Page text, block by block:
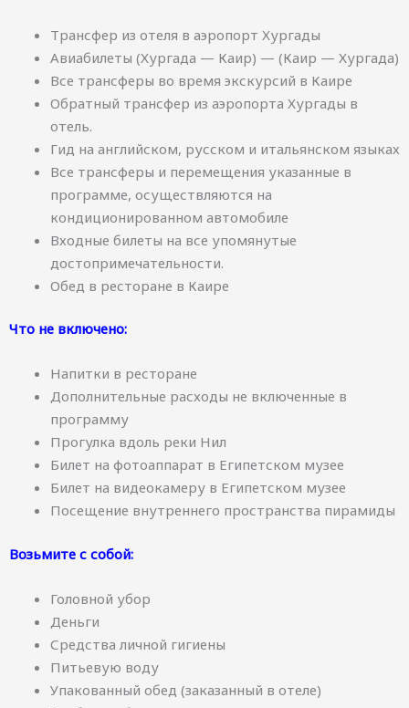
Трансфер из отеля в аэропорт Хургады
Авиабилеты (Хургада — Каир) — (Каир — Хургада)
Все трансферы во время экскурсий в Каире
Обратный трансфер из аэропорта Хургады в
отель.
Гид на английском, русском и итальянском языках
Все трансферы и перемещения указанные в
программе, осуществляются на
кондиционированном автомобиле
Входные билеты на все упомянутые
достопримечательности.
Обед в ресторане в Каире
Что не включено:
Напитки в ресторане
Дополнительные расходы не включенные в
программу
Прогулка вдоль реки Нил
Билет на фотоаппарат в Египетском музее
Билет на видеокамеру в Египетском музее
Посещение внутреннего пространства пирамиды
Возьмите с собой:
Головной убор
Деньги
Средства личной гигиены
Питьевую воду
Упакованный обед (заказанный в отеле)